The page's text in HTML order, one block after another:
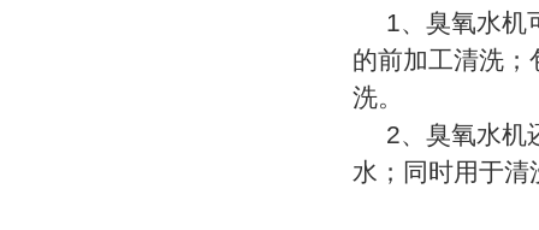
1、 臭氧水机
的前加工清洗；
洗。
2、 臭氧水机
水；同时用于清